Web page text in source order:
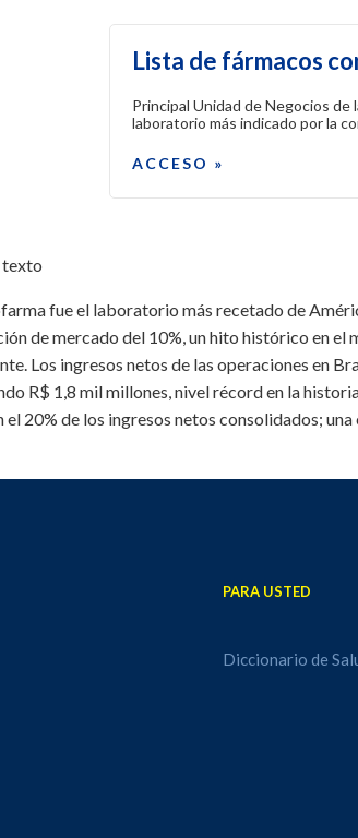
Lista de fármacos
Principal Unidad de Negocios de
laboratorio más indicado por la
ACCESO »
texto
fue el laboratorio más recetado de
de mercado del 10%, un hito histórico en
Los ingresos netos de las operaciones en
R$ 1,8 mil millones, nivel récord en la
20% de los ingresos netos consolidados;
PARA USTED
Diccionario de